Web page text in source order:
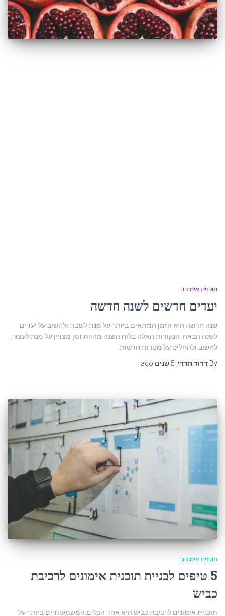
תוכנית אימונים
יעדים חדשים לשנה חדשה
שנה חדשה היא הזמן המתאים ביותר על מנת לשבת ולחשוב על יעדים
לשנה הבאה. הנקודות האלה בלוח השנה מהוות זמן מצויין על מנת לעצור,
לחשוב ולהחליט על מטרות חדשות.
By דרור הדדי 5 שנים
תוכנית אימונים
5 טיפים לבניית תוכנית אימונים לרכיבת
כביש
תוכנית אימונים לרכיבת כביש היא אחד הכלים המשמעותיים ביותר על